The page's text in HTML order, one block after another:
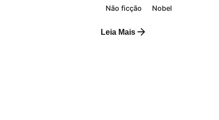
Não ficção
Nobel
Leia Mais